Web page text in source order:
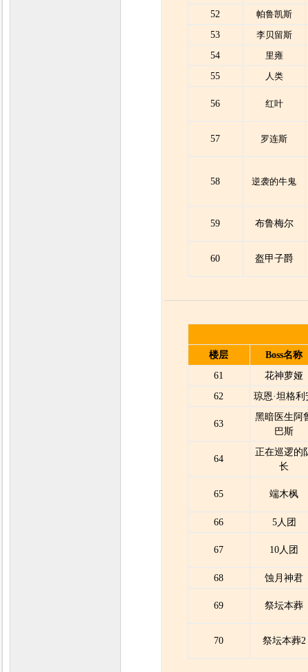
52
帕鲁凯斯
53
李贝留斯
54
里雍
55
人类
56 红叶
57 罗连斯
58 逆袭的牛鬼
59 布鲁梅尔
60 盔甲子爵
楼层
Boss名称
61
花神萝娅
62
琼恩·坦格利
63
黑暗医生阿
巴斯
64
正在巡逻的
长
65 端木枫
66 5人团
67 10人团
68 蚀月神君
69 祭坛本葬
70 祭坛本葬2